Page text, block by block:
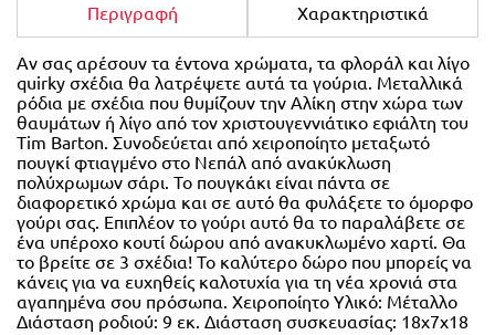
Περιγραφή Χαρακτηριστικά
Αν σας αρέσουν τα έντονα χρώματα, τα φλοράλ και λίγο
quirky σχέδια θα λατρέψετε αυτά τα γούρια. Μεταλλικά
ρόδια με σχέδια που θυμίζουν την Αλίκη στην χώρα των
θαυμάτων ή λίγο από τον χριστουγεννιάτικο εφιάλτη του
Tim Barton. Συνοδεύεται από χειροποίητο μεταξωτό
πουγκί φτιαγμένο στο Νεπάλ από ανακύκλωση
πολύχρωμων σάρι. Το πουγκάκι είναι πάντα σε
διαφορετικό χρώμα και σε αυτό θα φυλάξετε το όμορφο
γούρι σας. Επιπλέον το γούρι αυτό θα το παραλάβετε σε
ένα υπέροχο κουτί δώρου από ανακυκλωμένο χαρτί. Θα
το βρείτε σε 3 σχέδια! Το καλύτερο δώρο που μπορείς να
κάνεις για να ευχηθείς καλοτυχία για τη νέα χρονιά στα
αγαπημένα σου πρόσωπα. Χειροποίητο Υλικό: Μέταλλο
Διάσταση ροδιού: 9 εκ. Διάσταση συσκευασίας: 18x7x18